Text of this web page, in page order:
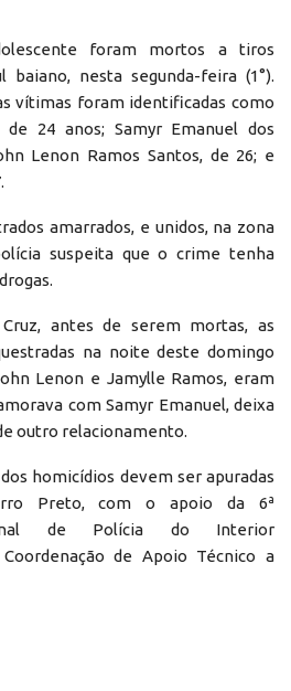
foram mortos a tiros
baiano, nesta segunda-feira (1°).
vítimas foram identificadas como
de 24 anos; Samyr Emanuel dos
Lenon Ramos Santos, de 26; e
amarrados, e unidos, na zona
suspeita que o crime tenha
antes de serem mortas, as
na noite deste domingo
Lenon e Jamylle Ramos, eram
com Samyr Emanuel, deixa
outro relacionamento.
homicídios devem ser apuradas
Preto, com o apoio da 6ª
de Polícia do Interior
de Apoio Técnico a